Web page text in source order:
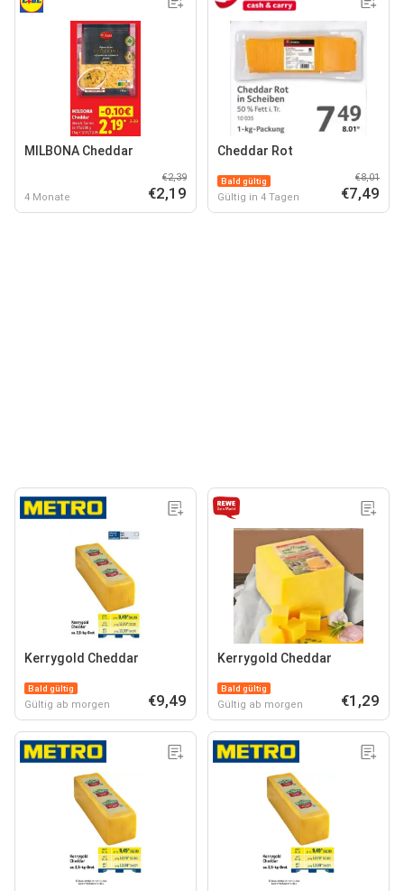
MILBONA Cheddar
4 Monate
€2,39
€2,19
Cheddar Rot
Bald gültig
Gültig in 4 Tagen
€8,01
€7,49
Kerrygold Cheddar
Bald gültig
Gültig ab morgen €9,49
Kerrygold Cheddar
Bald gültig
Gültig ab morgen €1,29